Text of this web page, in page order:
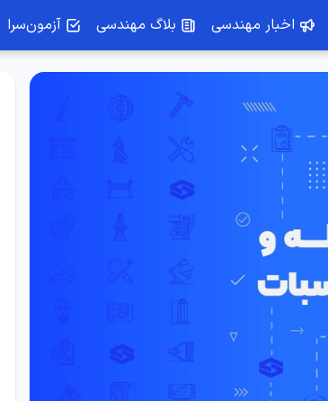
اخبار مهندسی بلاگ مهندسی آزمون‌سرا